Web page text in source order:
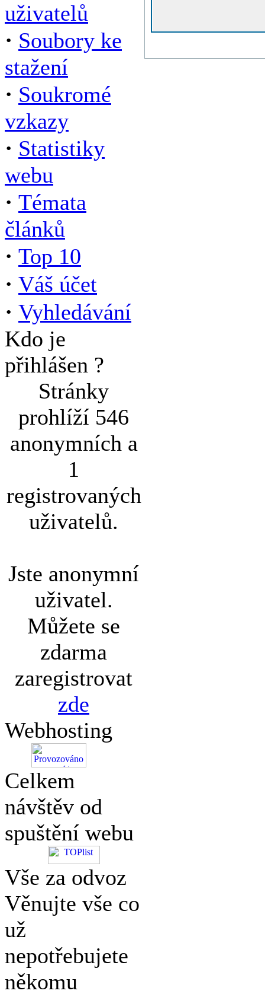
uživatelů
· Soubory ke
stažení
· Soukromé
vzkazy
· Statistiky
webu
· Témata
článků
· Top 10
· Váš účet
· Vyhledávání
Kdo je
přihlášen ?
Stránky
prohlíží 546
anonymních a
1
registrovaných
uživatelů.
Jste anonymní
uživatel.
Můžete se
zdarma
zaregistrovat
zde
Webhosting
Celkem
návštěv od
spuštění webu
Vše za odvoz
Věnujte vše co
už
nepotřebujete
někomu